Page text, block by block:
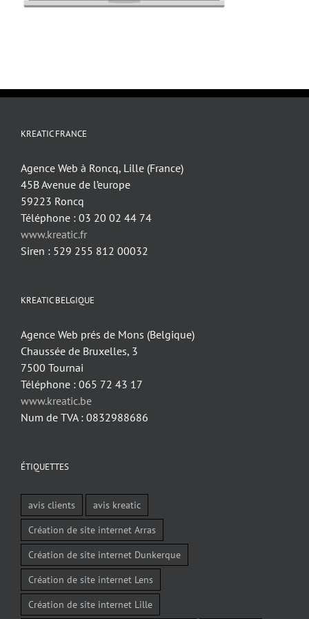
KREATIC FRANCE
Agence Web à Roncq, Lille (France)
45B Avenue de l’europe
59223 Roncq
Téléphone : 03 20 02 44 74
www.kreatic.fr
Siren : 529 255 812 00032
KREATIC BELGIQUE
Agence Web prés de Mons (Belgique)
Chaussée de Bruxelles, 3
7500 Tournai
Téléphone : 065 72 43 17
www.kreatic.be
Num de TVA : 0832988686
ÉTIQUETTES
avis clients
avis kreatic
Création de site internet Arras
Création de site internet Dunkerque
Création de site internet Lens
Création de site internet Lille